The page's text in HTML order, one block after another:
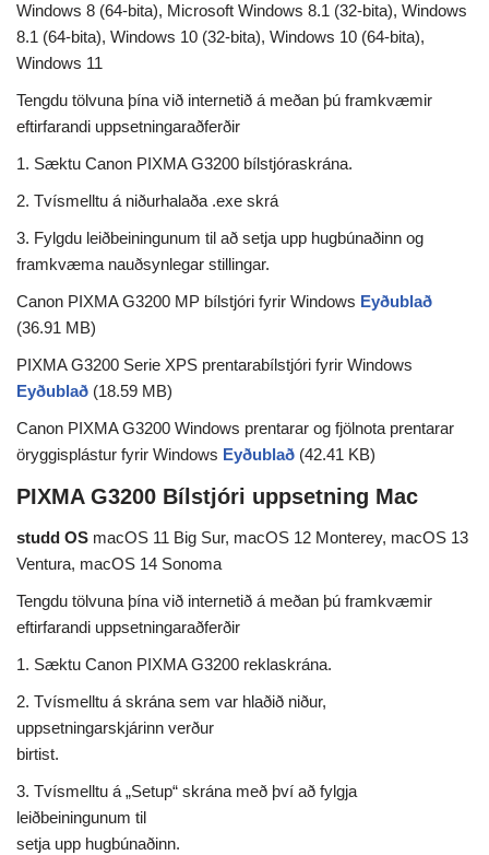
Windows 8 (64-bita), Microsoft Windows 8.1 (32-bita), Windows
8.1 (64-bita), Windows 10 (32-bita), Windows 10 (64-bita),
Windows 11
Tengdu tölvuna þína við internetið á meðan þú framkvæmir
eftirfarandi uppsetningaraðferðir
1. Sæktu Canon PIXMA G3200 bílstjóraskrána.
2. Tvísmelltu á niðurhalaða .exe skrá
3. Fylgdu leiðbeiningunum til að setja upp hugbúnaðinn og
framkvæma nauðsynlegar stillingar.
Canon PIXMA G3200 MP bílstjóri fyrir Windows Eyðublað
(36.91 MB)
PIXMA G3200 Serie XPS prentarabílstjóri fyrir Windows
Eyðublað (18.59 MB)
Canon PIXMA G3200 Windows prentarar og fjölnota prentarar
öryggisplástur fyrir Windows Eyðublað (42.41 KB)
PIXMA G3200 Bílstjóri uppsetning Mac
studd OS macOS 11 Big Sur, macOS 12 Monterey, macOS 13
Ventura, macOS 14 Sonoma
Tengdu tölvuna þína við internetið á meðan þú framkvæmir
eftirfarandi uppsetningaraðferðir
1. Sæktu Canon PIXMA G3200 reklaskrána.
2. Tvísmelltu á skrána sem var hlaðið niður,
uppsetningarskjárinn verður
birtist.
3. Tvísmelltu á „Setup“ skrána með því að fylgja
leiðbeiningunum til
setja upp hugbúnaðinn.